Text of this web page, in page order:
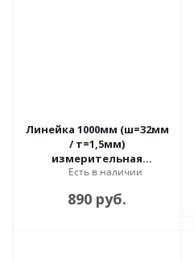
Линейка 1000мм (ш=32мм
/ т=1,5мм)
измерительная
металлическая в
Есть в наличии
890 руб.